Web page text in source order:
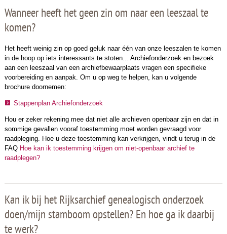
Wanneer heeft het geen zin om naar een leeszaal te
komen?
Het heeft weinig zin op goed geluk naar één van onze leeszalen te komen
in de hoop op iets interessants te stoten... Archiefonderzoek en bezoek
aan een leeszaal van een archiefbewaarplaats vragen een specifieke
voorbereiding en aanpak. Om u op weg te helpen, kan u volgende
brochure doornemen:
Stappenplan Archiefonderzoek
Hou er zeker rekening mee dat niet alle archieven openbaar zijn en dat in
sommige gevallen vooraf toestemming moet worden gevraagd voor
raadpleging. Hoe u deze toestemming kan verkrijgen, vindt u terug in de
FAQ Hoe kan ik toestemming krijgen om niet-openbaar archief te
raadplegen?
Kan ik bij het Rijksarchief genealogisch onderzoek
doen/mijn stamboom opstellen? En hoe ga ik daarbij
te werk?